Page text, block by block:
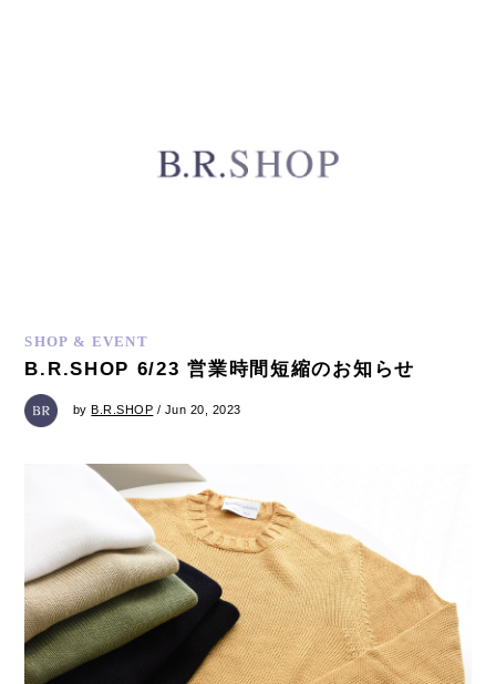
SHOP & EVENT
B.R.SHOP​​ 6/23 営業時間短縮のお知らせ
by B.R.SHOP / Jun 20, 2023